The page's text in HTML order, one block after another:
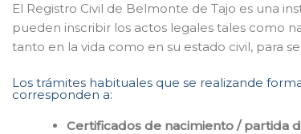
El Registro Civil de Belmonte de Tajo es una
pueden inscribir los actos legales tales como
tanto en la vida como en su estado civil, para
Los trámites habituales que se realizande
corresponden a:
Certificados de nacimiento / partida